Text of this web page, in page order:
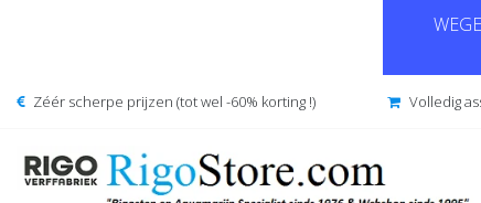
Zéér scherpe prijzen (tot wel -60% korting !) Volledig